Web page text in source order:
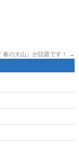
「春の大山」が話題です！ →